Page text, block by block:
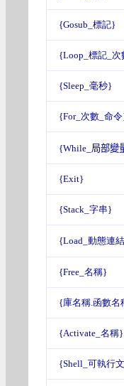
{Gosub_標記}
{Loop_標記_次
{Sleep_毫秒}
{For_次數_命
{While_ 局部變
{Exit}
{Stack_字串}
{Load_動態連
{Free_名稱}
{庫名稱.函數名
{Activate_名稱}
{Shell_可執行